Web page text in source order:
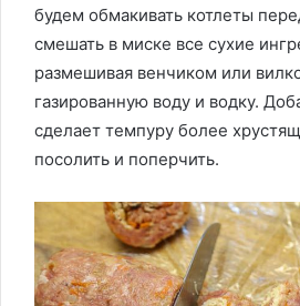
будем обмакивать котлеты
смешать в миске все сухие
размешивая венчиком или
газированную воду и водку.
сделает темпуру более
посолить и поперчить.